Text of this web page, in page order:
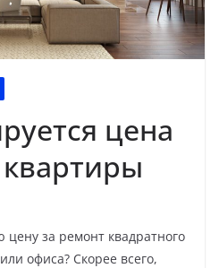
цена
за ремонт квадратного
офиса? Скорее всего,